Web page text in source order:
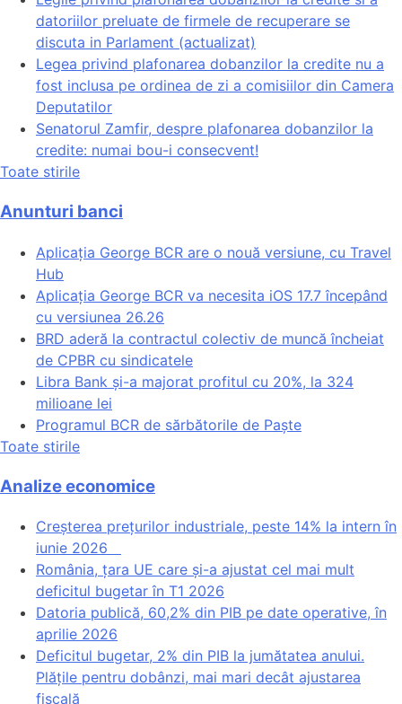
datoriilor preluate de firmele de recuperare se
discuta in Parlament (actualizat)
Legea privind plafonarea dobanzilor la credite nu a
fost inclusa pe ordinea de zi a comisiilor din Camera
Deputatilor
Senatorul Zamfir, despre plafonarea dobanzilor la
credite: numai bou-i consecvent!
Toate stirile
Anunturi banci
Aplicația George BCR are o nouă versiune, cu Travel
Hub
Aplicația George BCR va necesita iOS 17.7 începând
cu versiunea 26.26
BRD aderă la contractul colectiv de muncă încheiat
de CPBR cu sindicatele
Libra Bank și-a majorat profitul cu 20%, la 324
milioane lei
Programul BCR de sărbătorile de Paște
Toate stirile
Analize economice
Creșterea prețurilor industriale, peste 14% la intern în
iunie 2026
România, țara UE care și-a ajustat cel mai mult
deficitul bugetar în T1 2026
Datoria publică, 60,2% din PIB pe date operative, în
aprilie 2026
Deficitul bugetar, 2% din PIB la jumătatea anului.
Plățile pentru dobânzi, mai mari decât ajustarea
fiscală